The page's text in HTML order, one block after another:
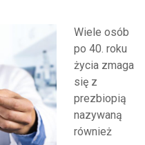
Wiele osób
po 40. roku
życia zmaga
się z
prezbiopią
nazywaną
również